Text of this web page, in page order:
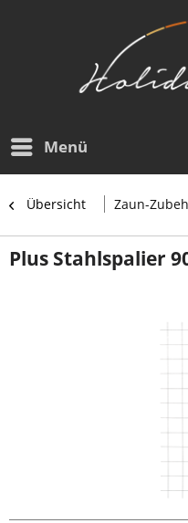
Menü
Übersicht Zaun-
Plus Stahlspalier